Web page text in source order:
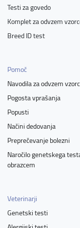
Testi za govedo
Komplet za odvzem
Breed ID test
Pomoč
Navodila za odvzem
Pogosta vprašanja
Popusti
Načini dedovanja
Preprečevanje bolezni
Naročilo genetskega
obrazcem
Veterinarji
Genetski testi